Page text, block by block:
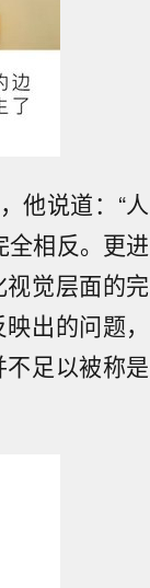
他说道：“人
全相反。更进
觉层面的完
出的问题，
足以被称是